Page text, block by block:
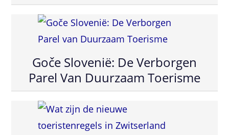
Goče Slovenië: De Verborgen
Parel Van Duurzaam Toerisme